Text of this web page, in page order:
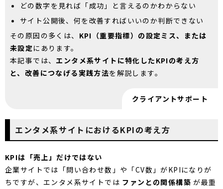
どの数字を見れば「成功」と言えるのかわからない
サイト公開後、何を改善すればいいのか判断できない
その原因の多くは、 KPI（重要指標）の設定ミス、または
未設定にあります。
本記事では、 エンタメ系サイトに特化したKPIの考え方
と、改善につなげる実践方法を解説します。
クライアントサポート
エンタメ系サイトにおけるKPIの考え方
KPIは「売上」だけではない
企業サイトでは「問い合わせ数」や「CV数」がKPIになりが
ちですが、エンタメ系サイトでは ファンとの関係構築 が最重